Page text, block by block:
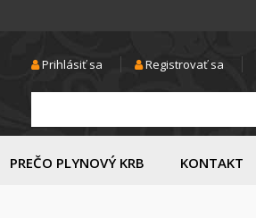
Prihlásiť sa Registrovať sa
PREČO PLYNOVÝ KRB KONTAKT